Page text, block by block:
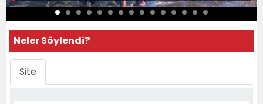
Neler Söylendi?
Site